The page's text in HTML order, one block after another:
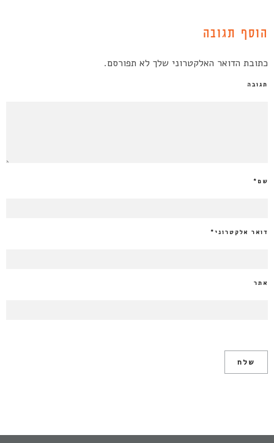
הוסף תגובה
כתובת הדואר האלקטרוני שלך לא תפורסם.
תגובה
שם*
דואר אלקטרוני *
אתר